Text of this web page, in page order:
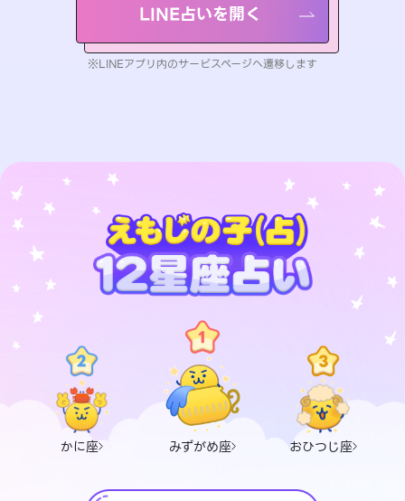
LINE占いを開く
※LINEアプリ内のサービスページへ遷移します
かに座 みずがめ座 おひつじ座